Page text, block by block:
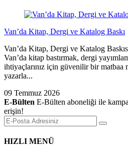
Van’da Kitap, Dergi ve Katalog Baskı
Van’da Kitap, Dergi ve Katalog
Van’da kitap bastırmak, dergi
ihtiyaçlarınız için güvenilir bir matbaa
yazarla...
09 Temmuz 2026
E-Bülten E-Bülten aboneliği ile
erişin!
HIZLI MENÜ